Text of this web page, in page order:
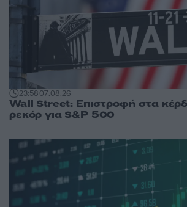
23:5807.08.26
Wall Street: Επιστροφή στα
ρεκόρ για S&P 500